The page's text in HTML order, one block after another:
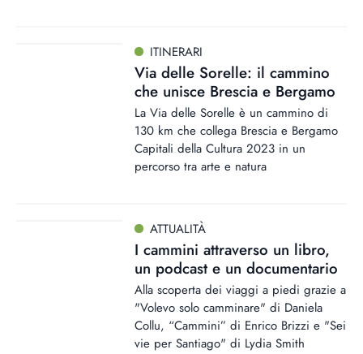
ITINERARI
Via delle Sorelle: il cammino
che unisce Brescia e Bergamo
La Via delle Sorelle è un cammino di
130 km che collega Brescia e Bergamo
Capitali della Cultura 2023 in un
percorso tra arte e natura
ATTUALITÀ
I cammini attraverso un libro,
un podcast e un documentario
Alla scoperta dei viaggi a piedi grazie a
"Volevo solo camminare" di Daniela
Collu, “Cammini” di Enrico Brizzi e "Sei
vie per Santiago" di Lydia Smith